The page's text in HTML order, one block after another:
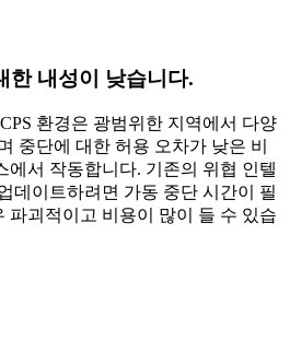
한 내성이 낮습니다.
환경은 광범위한 지역에서 다양
중단에 대한 허용 오차가 낮은 비
에서 작동합니다. 기존의 위협 인텔
데이트하려면 가동 중단 시간이 필
파괴적이고 비용이 많이 들 수 있습